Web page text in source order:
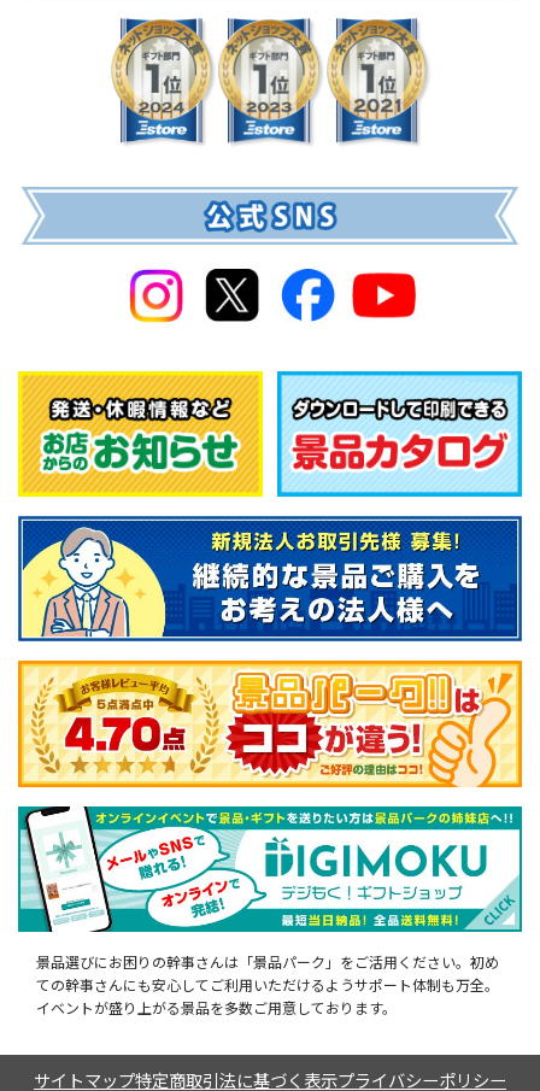
景品選びにお困りの幹事さんは「景品パーク」をご活用ください。初め
ての幹事さんにも安心してご利用いただけるようサポート体制も万全。
イベントが盛り上がる景品を多数ご用意しております。
サイトマップ特定商取引法に基づく表示プライバシーポリシー